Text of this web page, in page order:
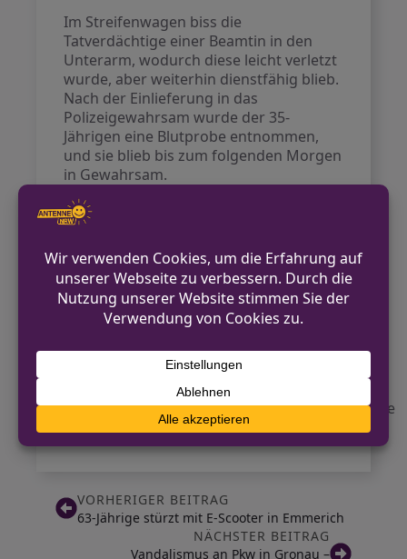
Im Streifenwagen biss die
Tatverdächtige einer Beamtin in den
Unterarm, wodurch diese leicht verletzt
wurde, aber weiterhin dienstfähig blieb.
Nach der Einlieferung in das
Polizeigewahrsam wurde der 35-
Jährigen eine Blutprobe entnommen,
und sie blieb bis zum folgenden Morgen
in Gewahrsam.
Die Kriminalpolizei hat Ermittlungen
eingeleitet, unter anderem wegen
Vollstreckungsbeamte.
Kontakt für Hinweise /
Pressestelle
Polizei Mönchengladbach
pressestelle.moenchengladbach@polizei.nrw.de
https://moenchengladbach.polizei.nrw/
VORHERIGER BEITRAG
63-Jährige stürzt mit E-Scooter in Emmerich
NÄCHSTER BEITRAG
Vandalismus an Pkw in Gronau –